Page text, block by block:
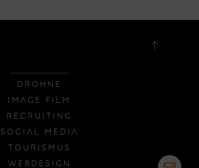
Drohne
Image Film
Recruiting
Social Media
Tourismus
Webdesign